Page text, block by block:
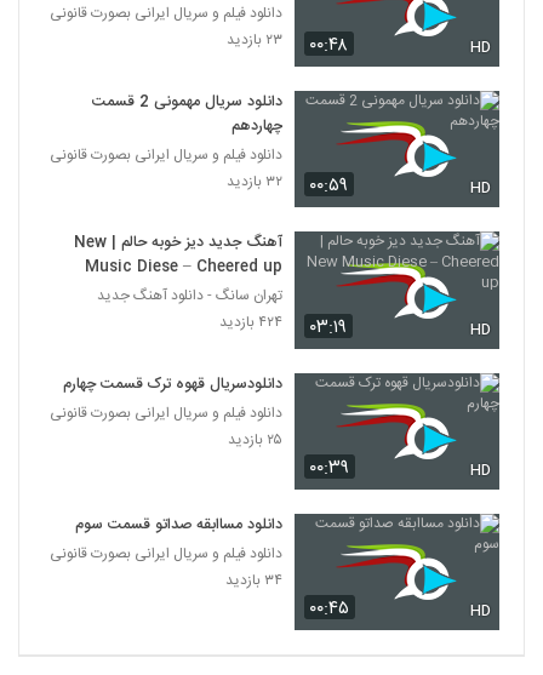
۰۰:۴۸ HD
دانلود فیلم و سریال ایرانی بصورت قانونی
۲۳ بازدید
۰۰:۵۹ HD
دانلود سریال مهمونی 2 قسمت
چهاردهم
دانلود فیلم و سریال ایرانی بصورت قانونی
۳۲ بازدید
۰۳:۱۹ HD
آهنگ جدید دیز خوبه حالم | New
Music Diese – Cheered up
تهران سانگ - دانلود آهنگ جدید
۴۲۴ بازدید
۰۰:۳۹ HD
دانلودسریال قهوه ترک قسمت چهارم
دانلود فیلم و سریال ایرانی بصورت قانونی
۲۵ بازدید
۰۰:۴۵ HD
دانلود مساابقه صداتو قسمت سوم
دانلود فیلم و سریال ایرانی بصورت قانونی
۳۴ بازدید